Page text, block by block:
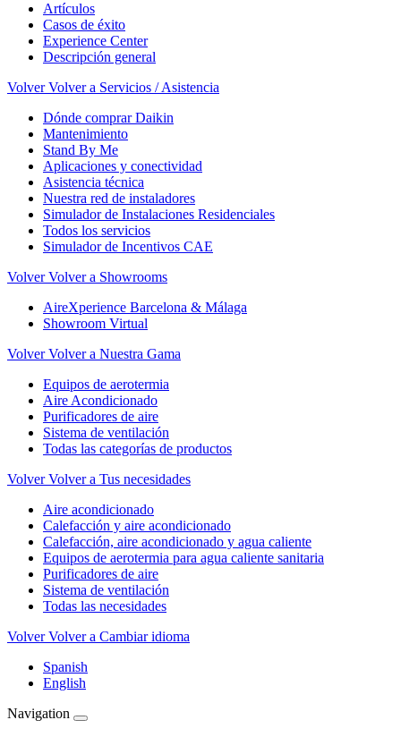
Artículos
Casos de éxito
Experience Center
Descripción general
Volver Volver a Servicios / Asistencia
Dónde comprar Daikin
Mantenimiento
Stand By Me
Aplicaciones y conectividad
Asistencia técnica
Nuestra red de instaladores
Simulador de Instalaciones Residenciales
Todos los servicios
Simulador de Incentivos CAE
Volver Volver a Showrooms
AireXperience Barcelona & Málaga
Showroom Virtual
Volver Volver a Nuestra Gama
Equipos de aerotermia
Aire Acondicionado
Purificadores de aire
Sistema de ventilación
Todas las categorías de productos
Volver Volver a Tus necesidades
Aire acondicionado
Calefacción y aire acondicionado
Calefacción, aire acondicionado y agua caliente
Equipos de aerotermia para agua caliente sanitaria
Purificadores de aire
Sistema de ventilación
Todas las necesidades
Volver Volver a Cambiar idioma
Spanish
English
Navigation